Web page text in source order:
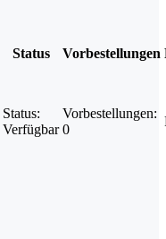
Status Vorbestellungen
Status:
Verfügbar
Vorbestellungen:
0